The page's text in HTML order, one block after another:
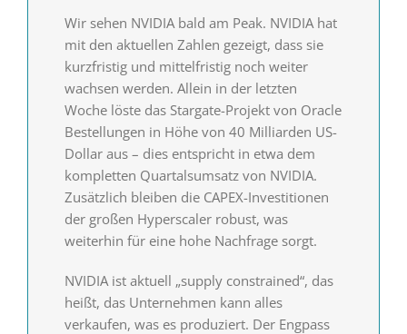
Wir sehen NVIDIA bald am Peak. NVIDIA hat
mit den aktuellen Zahlen gezeigt, dass sie
kurzfristig und mittelfristig noch weiter
wachsen werden. Allein in der letzten
Woche löste das Stargate-Projekt von Oracle
Bestellungen in Höhe von 40 Milliarden US-
Dollar aus – dies entspricht in etwa dem
kompletten Quartalsumsatz von NVIDIA.
Zusätzlich bleiben die CAPEX-Investitionen
der großen Hyperscaler robust, was
weiterhin für eine hohe Nachfrage sorgt.
NVIDIA ist aktuell „supply constrained“, das
heißt, das Unternehmen kann alles
verkaufen, was es produziert. Der Engpass